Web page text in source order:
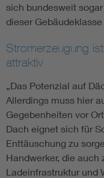
sich bundesweit
dieser
Stromerzeugung
attraktiv
„Das Potenzial auf
Allerdings muss hier
Gegebenheiten vor
Dach eignet sich für
Enttäuschung zu
Handwerker, die auch
Ladeinfrastruktur und